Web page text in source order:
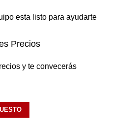
esta listo para ayudarte
Precios
y te convecerás